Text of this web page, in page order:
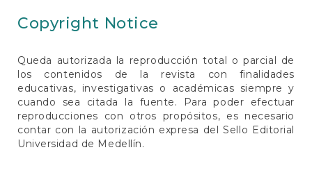
Copyright Notice
Queda autorizada la reproducción total o parcial de
los contenidos de la revista con finalidades
educativas, investigativas o académicas siempre y
cuando sea citada la fuente. Para poder efectuar
reproducciones con otros propósitos, es necesario
contar con la autorización expresa del Sello Editorial
Universidad de Medellín.